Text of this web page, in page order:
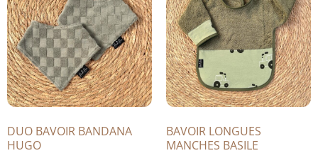
DUO BAVOIR BANDANA
HUGO
BAVOIR LONGUES
MANCHES BASILE